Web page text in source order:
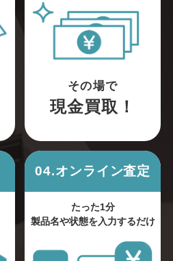
その場で
現金買取！
04.オンライン査定
たった1分
製品名や状態を入力するだけ